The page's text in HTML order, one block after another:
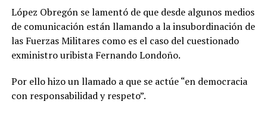
López Obregón se lamentó de que desde algunos medios
de comunicación están llamando a la insubordinación de
las Fuerzas Militares como es el caso del cuestionado
exministro uribista Fernando Londoño.
Por ello hizo un llamado a que se actúe “en democracia
con responsabilidad y respeto”.